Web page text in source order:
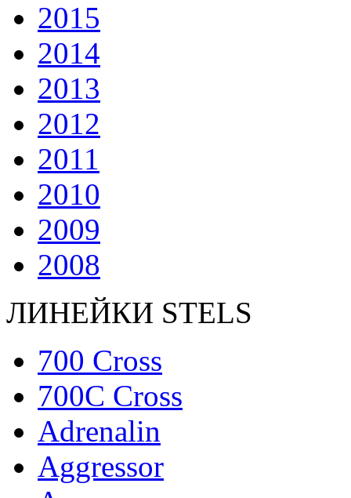
2015
2014
2013
2012
2011
2010
2009
2008
ЛИНЕЙКИ STELS
700 Cross
700C Cross
Adrenalin
Aggressor